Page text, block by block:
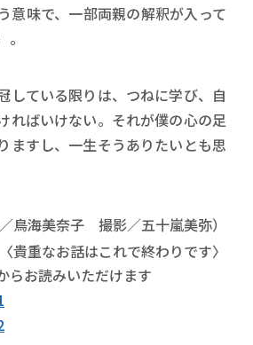
意味で、一部両親の解釈が入って
している限りは、つねに学び、自
ればいけない。それが僕の心の足
ますし、一生そうありたいとも思
／鳥海美奈子 撮影／五十嵐美弥）
〈貴重なお話はこれで終わりです〉
らお読みいただけます